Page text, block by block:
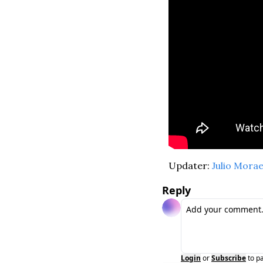
Updater: Julio
Reply
Login orSubscribeto